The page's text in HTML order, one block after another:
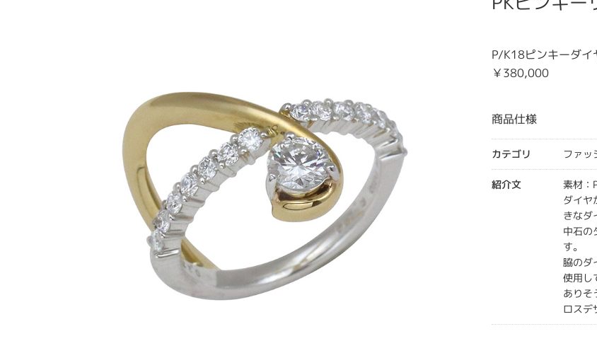
P/K18ピンキーダイ
￥380,000
商品仕様
カテゴリ ファッ
紹介文
素材
ダイヤ
きなダ
中石
す。
脇のダ
使用し
ありそ
ロスデ